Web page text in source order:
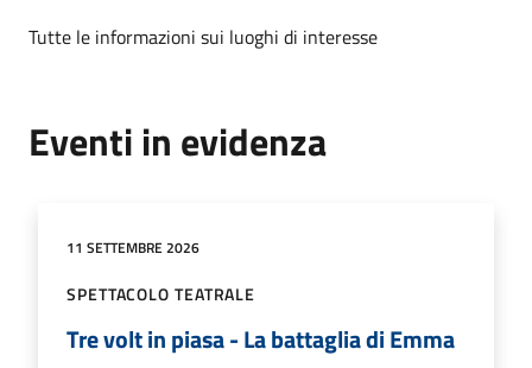
Tutte le informazioni sui luoghi di interesse
Eventi in evidenza
11 SETTEMBRE 2026
SPETTACOLO TEATRALE
Tre volt in piasa - La battaglia di Emma